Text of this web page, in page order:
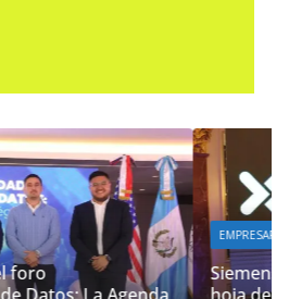
Summit Guatemala, impulsa